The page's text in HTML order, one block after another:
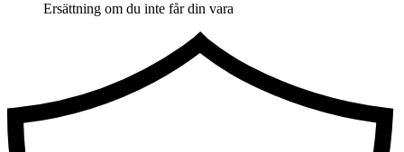
Ersättning om du inte får din vara